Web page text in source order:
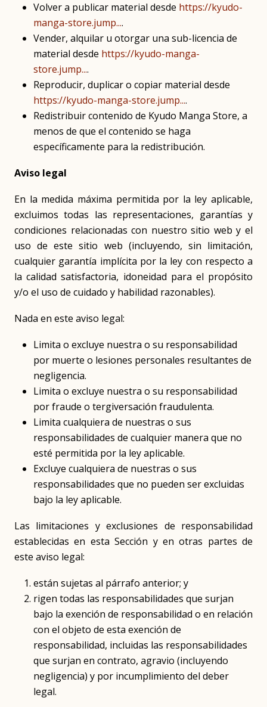
Volver a publicar material desde https://kyudo-
manga-store.jump....
Vender, alquilar u otorgar una sub-licencia de
material desde https://kyudo-manga-
store.jump....
Reproducir, duplicar o copiar material desde
https://kyudo-manga-store.jump....
Redistribuir contenido de Kyudo Manga Store, a
menos de que el contenido se haga
específicamente para la redistribución.
Aviso legal
En la medida máxima permitida por la ley aplicable,
excluimos todas las representaciones, garantías y
condiciones relacionadas con nuestro sitio web y el
uso de este sitio web (incluyendo, sin limitación,
cualquier garantía implícita por la ley con respecto a
la calidad satisfactoria, idoneidad para el propósito
y/o el uso de cuidado y habilidad razonables).
Nada en este aviso legal:
Limita o excluye nuestra o su responsabilidad
por muerte o lesiones personales resultantes de
negligencia.
Limita o excluye nuestra o su responsabilidad
por fraude o tergiversación fraudulenta.
Limita cualquiera de nuestras o sus
responsabilidades de cualquier manera que no
esté permitida por la ley aplicable.
Excluye cualquiera de nuestras o sus
responsabilidades que no pueden ser excluidas
bajo la ley aplicable.
Las limitaciones y exclusiones de responsabilidad
establecidas en esta Sección y en otras partes de
este aviso legal:
están sujetas al párrafo anterior; y
rigen todas las responsabilidades que surjan
bajo la exención de responsabilidad o en relación
con el objeto de esta exención de
responsabilidad, incluidas las responsabilidades
que surjan en contrato, agravio (incluyendo
negligencia) y por incumplimiento del deber
legal.